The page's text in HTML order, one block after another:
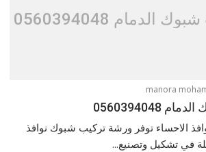
0560394048
الاحساء توفر ورشة تركيب شبوك نوافذ
في تشكيل وتصنيع...